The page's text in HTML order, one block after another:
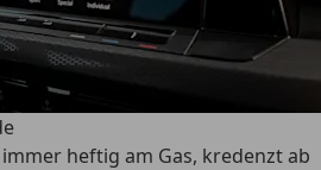
heftig am Gas, kredenzt ab